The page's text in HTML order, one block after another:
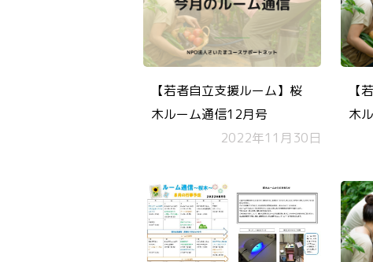
【若者自立支援ルーム】桜
木ルーム通信12月号
2022年11月30日
【
木